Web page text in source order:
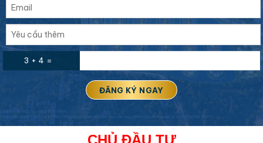
3 + 4 =
CHỦ ĐẦU TƯ